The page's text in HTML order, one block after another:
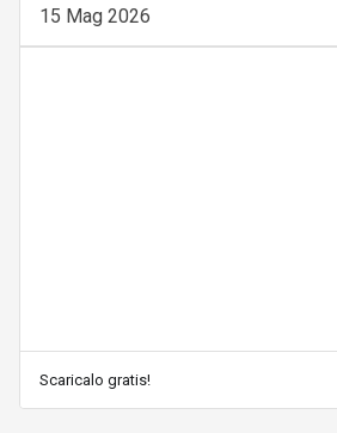
15 Mag 2026
Scaricalo gratis!